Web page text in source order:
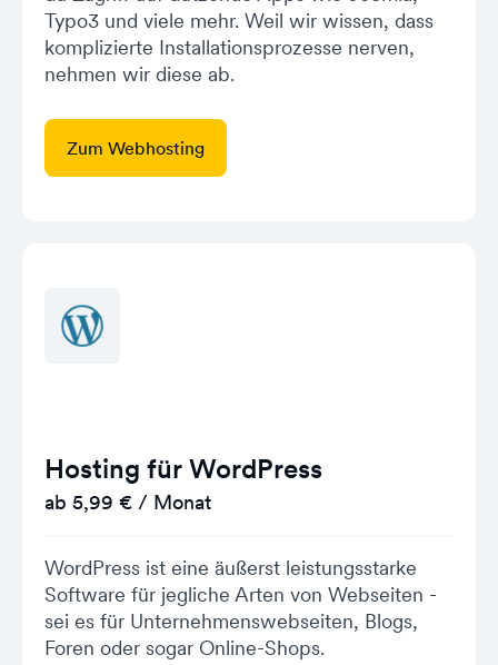
Typo3 und viele mehr. Weil wir wissen, dass
komplizierte Installationsprozesse nerven,
nehmen wir diese ab.
Zum Webhosting
Hosting für WordPress
ab 5,99 € / Monat
WordPress ist eine äußerst leistungsstarke
Software für jegliche Arten von Webseiten -
sei es für Unternehmenswebseiten, Blogs,
Foren oder sogar Online-Shops.